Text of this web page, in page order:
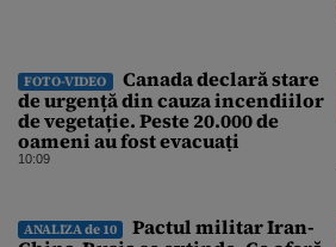
FOTO-VIDEO
Canada declară stare
de urgență din cauza incendiilor
de vegetație. Peste 20.000 de
oameni au fost evacuați
10:09
ANALIZA de 10
Pactul militar Iran-